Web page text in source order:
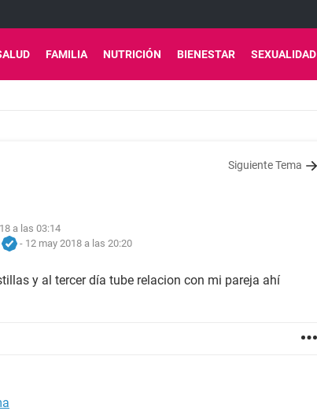
FAMILIA NUTRICIÓN BIENESTAR SEXUALIDAD
Siguiente Tema
a las 03:14
- 12 may 2018 a las 20:20
y al tercer día tube relacion con mi pareja ahí